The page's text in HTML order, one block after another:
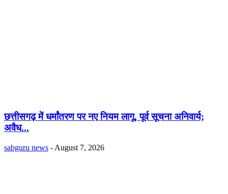
छत्तीसगढ़ में धर्मांतरण पर नए नियम लागू, पूर्व सूचना अनिवार्य;
अवैध...
sabguru news - August 7, 2026